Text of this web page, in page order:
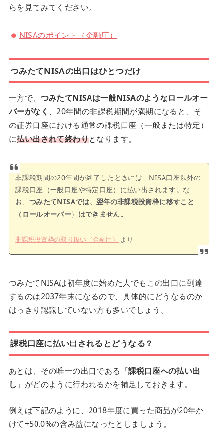
らを見てみてください。
NISAのポイント（金融庁）
つみたてNISAの出口はひとつだけ
一方で、 つみたてNISAは一般NISAのようなロールオー
バーがなく 、20年間の非課税期間が満期になると、そ
の証券口座における通常の課税口座（一般または特定）
に払い出されて終わりとなります。
非課税期間の20年間が終了したときには、NISA口座以外の
課税口座（一般口座や特定口座）に払い出されます。な
お、 つみたてNISAでは、翌年の非課税投資枠に移すこと
（ロールオーバー）はできません。
非課税投資枠の取り扱い（金融庁） より
つみたてNISAは初年度に始めた人でもこの出口に到達
するのは2037年末になるので、具体的にどうなるのか
はっきり認識していない方も多いでしょう。
課税口座に払い出されるとどうなる？
あとは、その唯一の出口である「課税口座への払い出
し 」がどのように行われるかを補足しておきます。
例えば下記のように、2018年度に買った商品が20年か
けて+50.0%の含み益になったとしましょう。